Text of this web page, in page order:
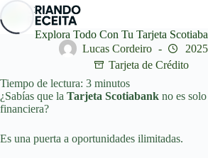
Saltar
al
contenidoExplora Todo Con Tu Tarjeta
Lucas Cordeiro
2025
Tarjeta de Crédito
Tiempo de lectura: 3 minutos
¿Sabías que la Tarjeta Scotiabank no es
financiera?
Es una puerta a oportunidades ilimitadas.